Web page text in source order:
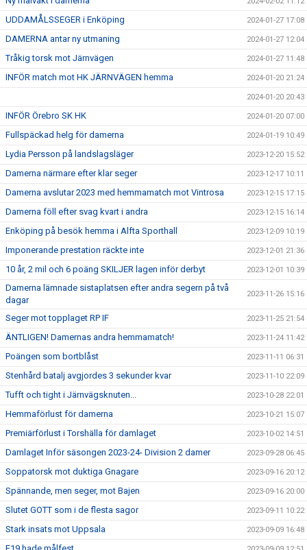
UDDAMÅLSSEGER i Enköping 2024-01-27 17:08
DAMERNA antar ny utmaning 2024-01-27 12:04
Tråkig torsk mot Järnvägen 2024-01-27 11:48
INFÖR match mot HK JÄRNVÄGEN hemma 2024-01-20 21:24
2024-01-20 20:43
INFÖR Örebro SK HK 2024-01-20 07:00
Fullspäckad helg för damerna 2024-01-19 10:49
Lydia Persson på landslagsläger 2023-12-20 15:52
Damerna närmare efter klar seger 2023-12-17 10:11
Damerna avslutar 2023 med hemmamatch mot Vintrosa 2023-12-15 17:15
Damerna föll efter svag kvart i andra 2023-12-15 16:14
Enköping på besök hemma i Alfta Sporthall 2023-12-09 10:19
Imponerande prestation räckte inte 2023-12-01 21:36
10 år, 2 mil och 6 poäng SKILJER lagen inför derbyt 2023-12-01 10:39
Damerna lämnade sistaplatsen efter andra segern på två
dagar
2023-11-26 15:16
Seger mot topplaget RP IF 2023-11-25 21:54
ÄNTLIGEN! Damernas andra hemmamatch! 2023-11-24 11:42
Poängen som bortblåst 2023-11-11 06:31
Stenhård batalj avgjordes 3 sekunder kvar 2023-11-10 22:09
Tufft och tight i Järnvägsknuten... 2023-10-28 22:01
Hemmaförlust för damerna 2023-10-21 15:07
Premiärförlust i Torshälla för damlaget 2023-10-02 14:51
Damlaget Inför säsongen 2023-24- Division 2 damer 2023-09-28 06:45
Soppatorsk mot duktiga Gnagare 2023-09-16 20:12
Spännande, men seger, mot Bajen 2023-09-16 20:00
Slutet GOTT som i de flesta sagor 2023-09-11 10:22
Stark insats mot Uppsala 2023-09-09 16:48